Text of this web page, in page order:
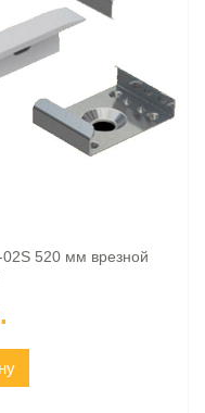
520 мм врезной